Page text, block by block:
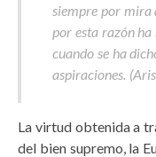
siempre por mira
por esta razón
cuando se ha
aspiraciones.
La virtud obtenida a
del bien supremo, la